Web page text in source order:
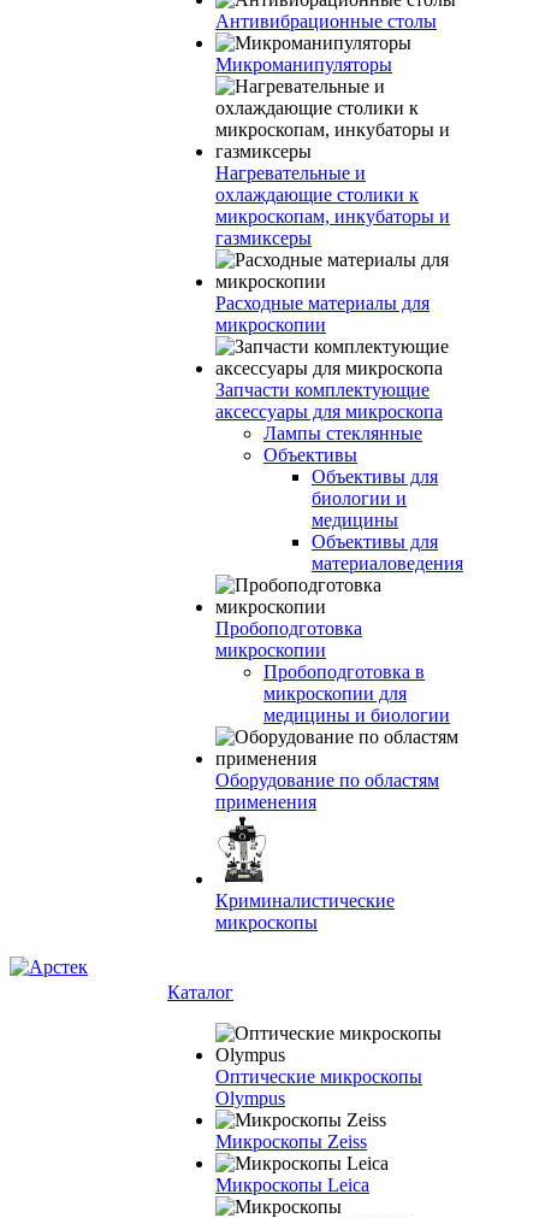
Антивибрационные столы
Микроманипуляторы
Нагревательные и
охлаждающие столики к
микроскопам, инкубаторы и
газмиксеры
Расходные материалы для
микроскопии
Запчасти комплектующие
аксессуары для микроскопа
Лампы стеклянные
Объективы
Объективы для
биологии и
медицины
Объективы для
материаловедения
Пробоподготовка
микроскопии
Пробоподготовка в
микроскопии для
медицины и биологии
Оборудование по областям
применения
Криминалистические
микроскопы
Каталог
Оптические микроскопы
Olympus
Микроскопы Zeiss
Микроскопы Leica